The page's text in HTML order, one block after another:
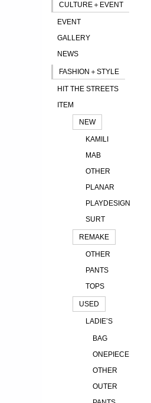
CULTURE＋EVENT
EVENT
GALLERY
NEWS
FASHION＋STYLE
HIT THE STREETS
ITEM
NEW
KAMILI
MAB
OTHER
PLANAR
PLAYDESIGN
SURT
REMAKE
OTHER
PANTS
TOPS
USED
LADIE’S
BAG
ONEPIECE
OTHER
OUTER